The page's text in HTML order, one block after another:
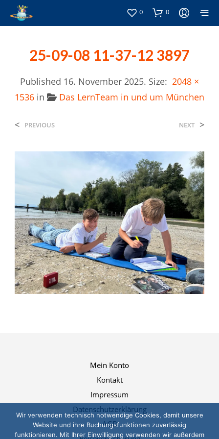
0 0
25-09-08 11-37-12 3897
Published 16. November 2025. Size: 2048 ×
1536 in Das LernTeam in und um München
< PREVIOUS NEXT >
Mein Konto
Kontakt
Impressum
Datenschutzerklärung
AGB
Wir verwenden technisch notwendige Cookies, damit unsere
Website und ihre Buchungsfunktionen zuverlässig
funktionieren. Mit Ihrer Einwilligung verwenden wir außerdem